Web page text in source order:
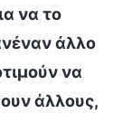
να το
άλλο
να
άλλους,